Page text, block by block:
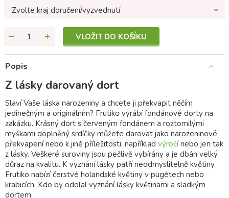
Zvolte kraj doručení/vyzvednutí
VLOŽIT DO KOŠÍKU
Popis
Z lásky darovaný dort
Slaví Vaše láska narozeniny a chcete ji překvapit něčím
jedinečným a originálním? Frutiko vyrábí fondánové dorty na
zakázku. Krásný dort s červeným fondánem a roztomilými
myškami doplněný srdíčky můžete darovat jako narozeninové
překvapení nebo k jiné příležitosti, například výročínebo jen tak
z lásky. Veškeré suroviny jsou pečlivě vybírány a je dbán velký
důraz na kvalitu. K vyznání lásky patří neodmyslitelně květiny.
Frutiko nabízí čerstvé holandské květiny v pugétech nebo
krabicích. Kdo by odolal vyznání lásky květinami a sladkým
dortem.